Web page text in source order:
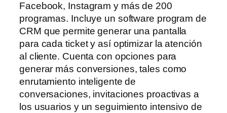
Facebook, Instagram y más de 200
programas. Incluye un software program de
CRM que permite generar una pantalla
para cada ticket y así optimizar la atención
al cliente. Cuenta con opciones para
generar más conversiones, tales como
enrutamiento inteligente de
conversaciones, invitaciones proactivas a
los usuarios y un seguimiento intensivo de